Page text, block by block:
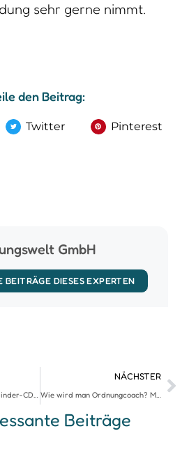
sehr gerne nimmt.
den Beitrag:
Twitter Pinterest
GmbH
BEITRÄGE DIESES EXPERTEN
Das große Dilemma – Kinder-CDs aufbewahren oder loslassen?
NÄCHSTER
Wie wird man Ordnungcoach? Mein Weg zum Traumberuf
Beiträge